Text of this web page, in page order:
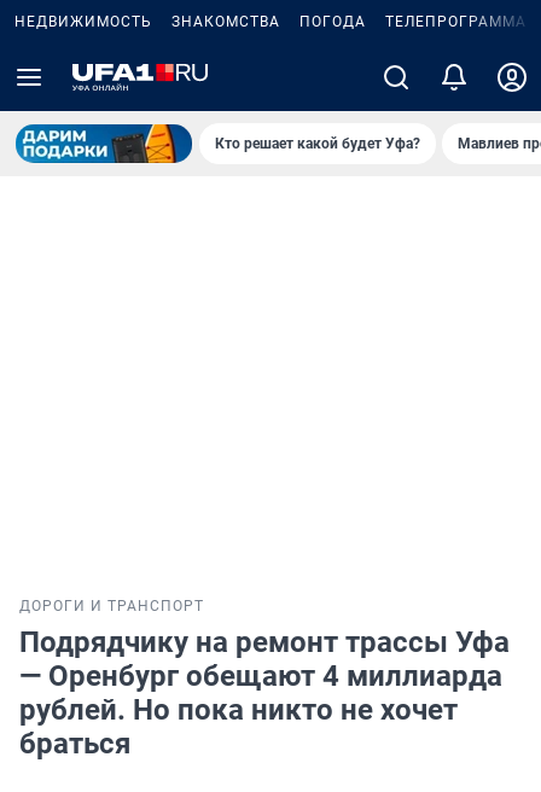
НЕДВИЖИМОСТЬ ЗНАКОМСТВА ПОГОДА ТЕЛЕПРОГРАММА
Кто решает какой будет Уфа? Мавлиев
ДОРОГИ И ТРАНСПОРТ
Подрядчику на ремонт трассы Уфа
— Оренбург обещают 4 миллиарда
рублей. Но пока никто не хочет
браться